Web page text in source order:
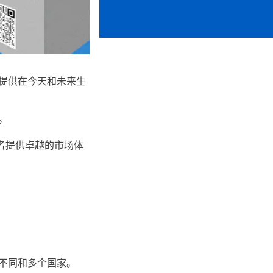
供在今天和未来生
提供卓越的市场体
和多个国家。